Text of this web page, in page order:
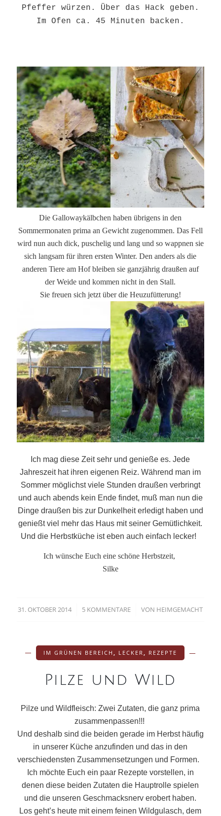
Pfeffer würzen. Über das Hack geben.
Im Ofen ca. 45 Minuten backen.
Die Gallowaykälbchen haben übrigens in den
Sommermonaten prima an Gewicht zugenommen. Das Fell
wird nun auch dick, puschelig und lang und so wappnen sie
sich langsam für ihren ersten Winter. Den anders als die
anderen Tiere am Hof bleiben sie ganzjährig draußen auf
der Weide und kommen nicht in den Stall.
Sie freuen sich jetzt über die Heuzufütterung!
Ich mag diese Zeit sehr und genieße es. Jede
Jahreszeit hat ihren eigenen Reiz. Während man im
Sommer möglichst viele Stunden draußen verbringt
und auch abends kein Ende findet, muß man nun die
Dinge draußen bis zur Dunkelheit erledigt haben und
genießt viel mehr das Haus mit seiner Gemütlichkeit.
Und die Herbstküche ist eben auch einfach lecker!
Ich wünsche Euch eine schöne Herbstzeit,
Silke
31. OKTOBER 2014
/ 5 KOMMENTARE
/ VON HEIMGEMACHT
IM GRÜNEN BEREICH, LECKER, REZEPTE
Pilze und Wild
Pilze und Wildfleisch: Zwei Zutaten,die ganz prima
zusammenpassen!!!
Und deshalb sind die beiden gerade im Herbst häufig
in unserer Küche anzufinden und das in den
verschiedensten Zusammensetzungen und Formen.
Ich möchte Euch ein paar Rezepte vorstellen, in
denen diese beiden Zutaten die Hauptrolle spielen
und die unseren Geschmacksnerv erobert haben.
Los geht’s heute mit einem feinen Wildgulasch, dem